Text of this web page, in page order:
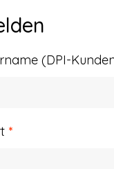
(DPI-
*Erforderlich